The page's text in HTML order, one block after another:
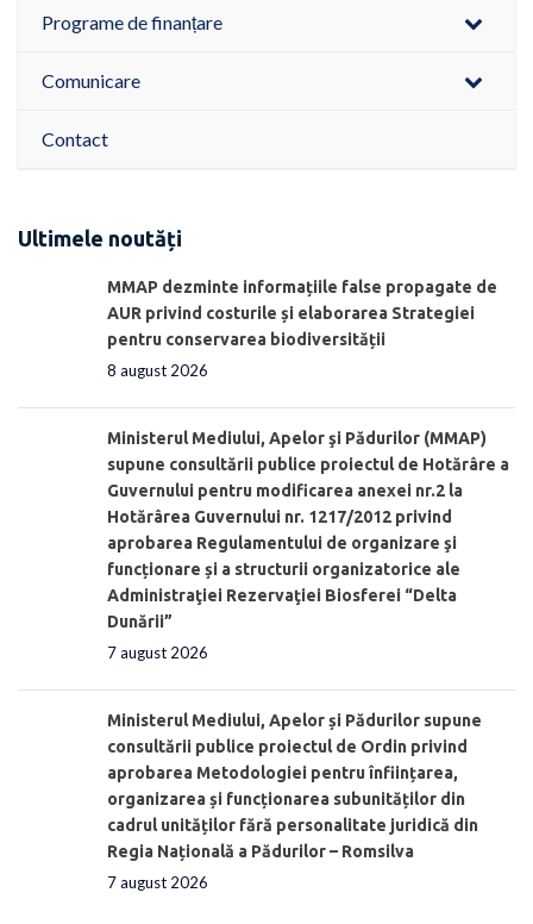
Programe de finanțare
Comunicare
Contact
Ultimele noutăți
MMAP dezminte informațiile false propagate de
AUR privind costurile și elaborarea Strategiei
pentru conservarea biodiversității
8 august 2026
Ministerul Mediului, Apelor şi Pădurilor (MMAP)
supune consultării publice proiectul de Hotărâre a
Guvernului pentru modificarea anexei nr.2 la
Hotărârea Guvernului nr. 1217/2012 privind
aprobarea Regulamentului de organizare şi
funcționare și a structurii organizatorice ale
Administraţiei Rezervaţiei Biosferei “Delta
Dunării”
7 august 2026
Ministerul Mediului, Apelor și Pădurilor supune
consultării publice proiectul de Ordin privind
aprobarea Metodologiei pentru înființarea,
organizarea și funcționarea subunităților din
cadrul unităților fără personalitate juridică din
Regia Națională a Pădurilor – Romsilva
7 august 2026